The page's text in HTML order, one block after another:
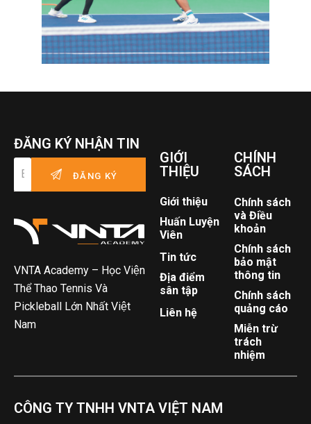
ĐĂNG KÝ NHẬN TIN
VNTA Academy – Học Viện
Thể Thao Tennis Và
Pickleball Lớn Nhất Việt
Nam
GIỚI
THIỆU
Giới thiệu
Huấn Luyện
Viên
Tin tức
Địa điểm
sân tập
Liên hệ
CHÍNH
SÁCH
Chính sách
và Điều
khoản
Chính sách
bảo mật
thông tin
Chính sách
quảng cáo
Miễn trừ
trách
nhiệm
CÔNG TY TNHH VNTA VIỆT NAM